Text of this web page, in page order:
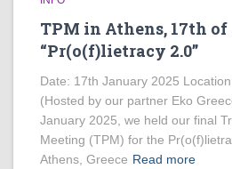
TPM in Athens, 17th
“Pr(o(f)lietracy 2.0”
Date: 17th January 2025
(Hosted by our partner Eko
January 2025, we held our final
Meeting (TPM) for the
Athens, Greece Read more